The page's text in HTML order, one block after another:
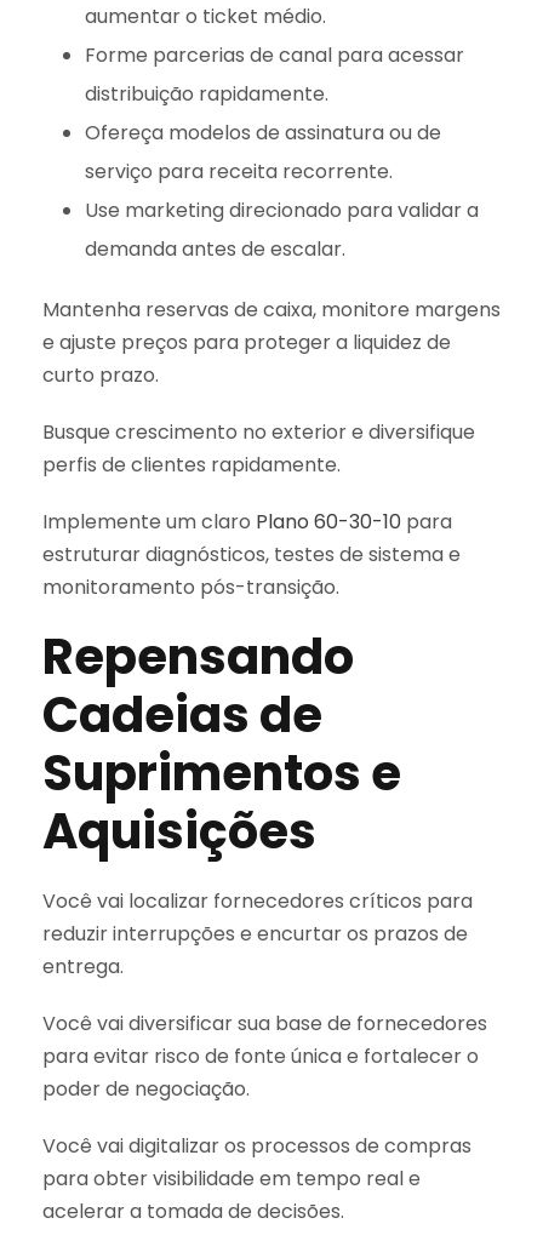
aumentar o ticket médio.
Forme parcerias de canal para acessar
distribuição rapidamente.
Ofereça modelos de assinatura ou de
serviço para receita recorrente.
Use marketing direcionado para validar a
demanda antes de escalar.
Mantenha reservas de caixa, monitore margens
e ajuste preços para proteger a liquidez de
curto prazo.
Busque crescimento no exterior e diversifique
perfis de clientes rapidamente.
Implemente um claro Plano 60-30-10 para
estruturar diagnósticos, testes de sistema e
monitoramento pós-transição.
Repensando
Cadeias de
Suprimentos e
Aquisições
Você vai localizar fornecedores críticos para
reduzir interrupções e encurtar os prazos de
entrega.
Você vai diversificar sua base de fornecedores
para evitar risco de fonte única e fortalecer o
poder de negociação.
Você vai digitalizar os processos de compras
para obter visibilidade em tempo real e
acelerar a tomada de decisões.